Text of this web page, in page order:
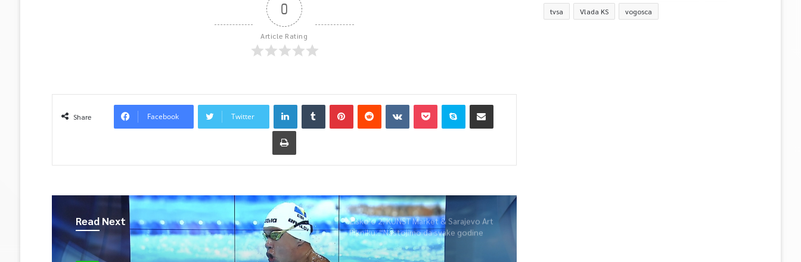
0
Article Rating
Share Facebook Twitter
Read Next
Žiško o 2. KUNST Market & Sarajevo Art
Pikniku: “Nastojimo da svake godine
ponudimo više događaja” (video)
tvsa Vlada KS vogosca